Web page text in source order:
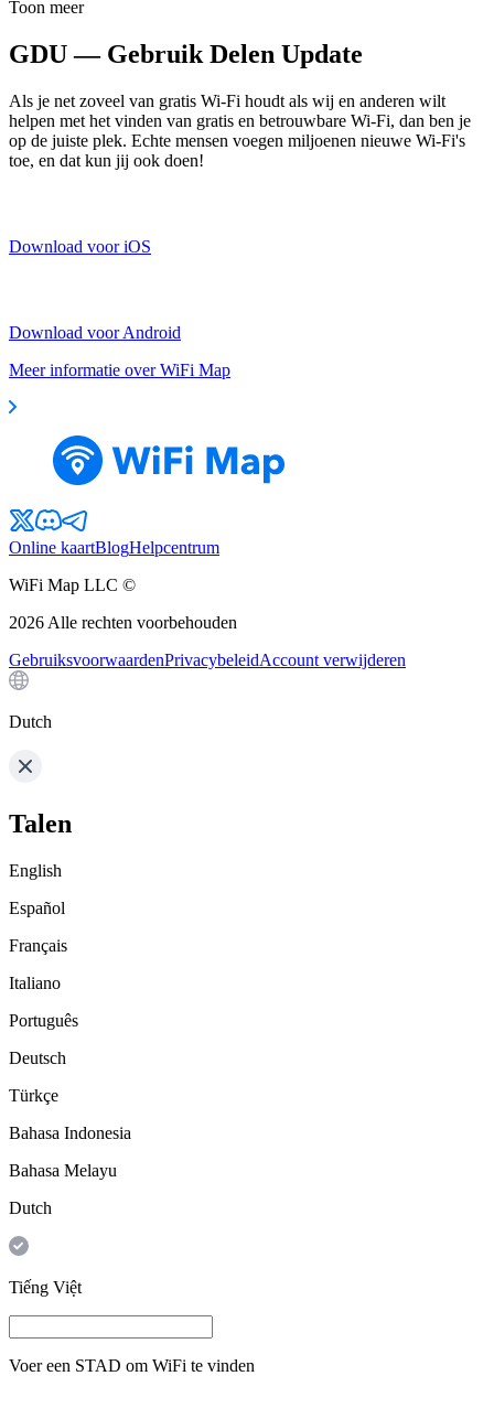
Toon meer
GDU — Gebruik Delen Update
Als je net zoveel van gratis Wi-Fi houdt als wij en anderen wilt
helpen met het vinden van gratis en betrouwbare Wi-Fi, dan ben je
op de juiste plek. Echte mensen voegen miljoenen nieuwe Wi-Fi's
toe, en dat kun jij ook doen!
Download voor iOS
Download voor Android
Meer informatie over WiFi Map
Online kaartBlogHelpcentrum
WiFi Map LLC ©
2026 Alle rechten voorbehouden
GebruiksvoorwaardenPrivacybeleidAccount verwijderen
Dutch
Talen
English
Español
Français
Italiano
Português
Deutsch
Türkçe
Bahasa Indonesia
Bahasa Melayu
Dutch
Tiếng Việt
Voer een STAD om WiFi te vinden